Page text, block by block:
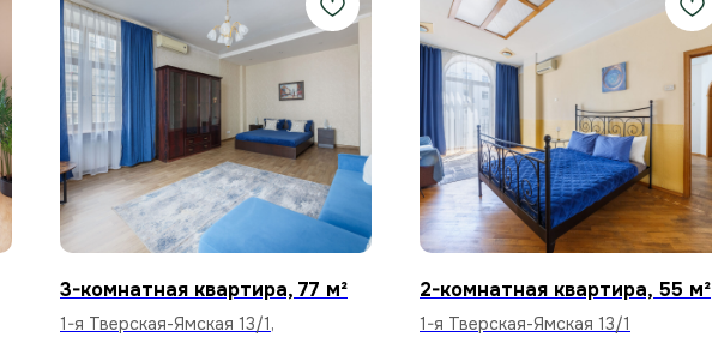
3-комнатная квартира, 77 м²
1-я Тверская-Ямская 13/1,
2-комнатная квартира, 55 м²
1-я Тверская-Ямская 13/1